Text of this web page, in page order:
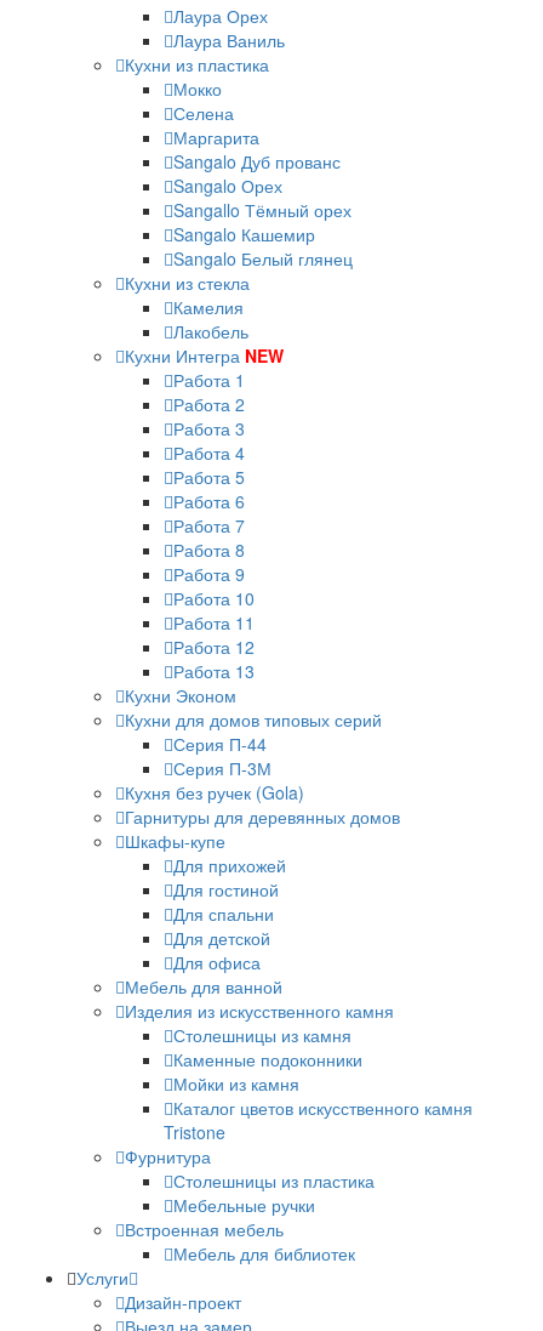
Лаура Орех
Лаура Ваниль
Кухни из пластика
Мокко
Селена
Маргарита
Sangalo Дуб прованс
Sangalo Орех
Sangallo Тёмный орех
Sangalo Кашемир
Sangalo Белый глянец
Кухни из стекла
Камелия
Лакобель
Кухни Интегра NEW
Работа 1
Работа 2
Работа 3
Работа 4
Работа 5
Работа 6
Работа 7
Работа 8
Работа 9
Работа 10
Работа 11
Работа 12
Работа 13
Кухни Эконом
Кухни для домов типовых серий
Серия П-44
Серия П-3М
Кухня без ручек (Gola)
Гарнитуры для деревянных домов
Шкафы-купе
Для прихожей
Для гостиной
Для спальни
Для детской
Для офиса
Мебель для ванной
Изделия из искусственного камня
Столешницы из камня
Каменные подоконники
Мойки из камня
Каталог цветов искусственного камня
Tristone
Фурнитура
Столешницы из пластика
Мебельные ручки
Встроенная мебель
Мебель для библиотек
Услуги
Дизайн-проект
Выезд на замер